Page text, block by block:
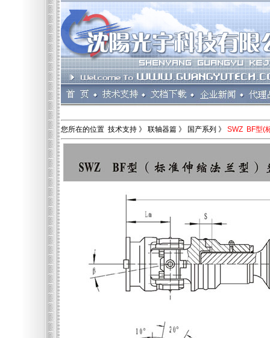
您所在的位置 技术支持 》 联轴器篇 》 国产系列 》 SWZ BF型(